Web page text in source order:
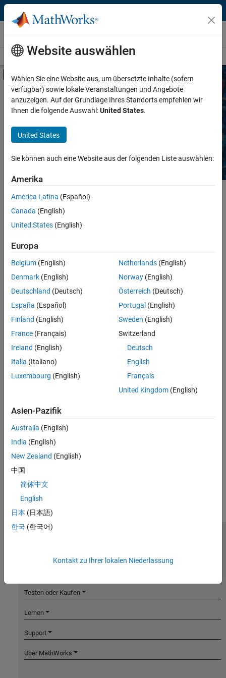
Weiter zum Inhalt
Produkte von Drittanbietern
Übersicht Become a Partner Produkte suchen
Umschaltung für Off-Canvas-
Service Type
Task
Industry
Search Third-Party Services
Explore training, consulting, and system integration services
provided by partners with expertise in MATLAB and Simulink.
Hauptinhalt
Website auswählen
Wählen Sie eine Website aus, um übersetzte Inhalte (sofern
verfügbar) sowie lokale Veranstaltungen und Angebote
anzuzeigen. Auf der Grundlage Ihres Standorts empfehlen wir
Ihnen die folgende Auswahl:United States.
United States
Sie können auch eine Website aus der folgenden Liste auswählen:
Amerika
América Latina (Español)
Canada (English)
United States (English)
Europa
Belgium (English)
Denmark (English)
Deutschland (Deutsch)
España (Español)
Finland (English)
France (Français)
Ireland (English)
Italia (Italiano)
Luxembourg (English)
Netherlands(English)
Norway(English)
Österreich (Deutsch)
Portugal (English)
Sweden (English)
Switzerland
Deutsch
English
Français
United Kingdom(English)
Asien-Pazifik
Australia (English)
India (English)
New Zealand (English)
中国
简体中文
English
日本 (日本語)
한국 (한국어)
Kontakt zu Ihrer lokalen Niederlassung
Testen oder Kaufen
Lernen
Support
Über MathWorks